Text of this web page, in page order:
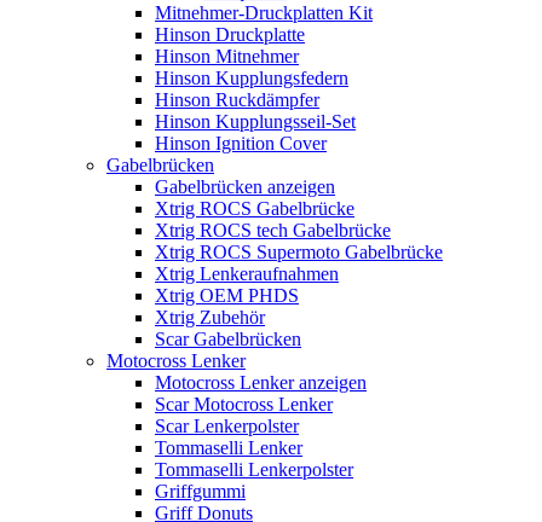
Mitnehmer-Druckplatten Kit
Hinson Druckplatte
Hinson Mitnehmer
Hinson Kupplungsfedern
Hinson Ruckdämpfer
Hinson Kupplungsseil-Set
Hinson Ignition Cover
Gabelbrücken
Gabelbrücken anzeigen
Xtrig ROCS Gabelbrücke
Xtrig ROCS tech Gabelbrücke
Xtrig ROCS Supermoto Gabelbrücke
Xtrig Lenkeraufnahmen
Xtrig OEM PHDS
Xtrig Zubehör
Scar Gabelbrücken
Motocross Lenker
Motocross Lenker anzeigen
Scar Motocross Lenker
Scar Lenkerpolster
Tommaselli Lenker
Tommaselli Lenkerpolster
Griffgummi
Griff Donuts